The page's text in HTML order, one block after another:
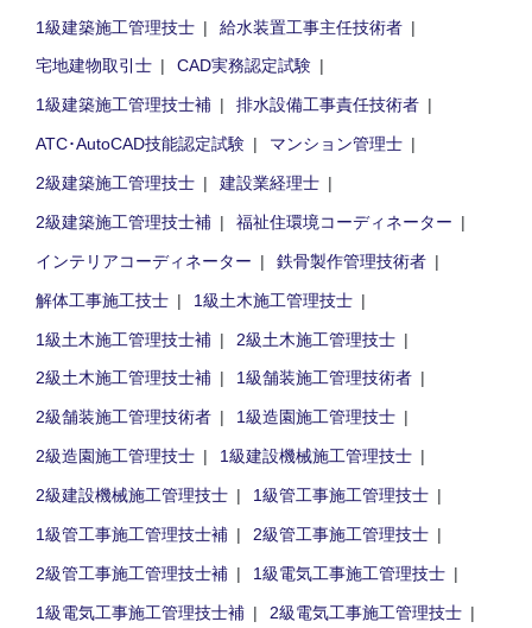
1級建築施工管理技士
給水装置工事主任技術者
宅地建物取引士
CAD実務認定試験
1級建築施工管理技士補
排水設備工事責任技術者
ATC･AutoCAD技能認定試験
マンション管理士
2級建築施工管理技士
建設業経理士
2級建築施工管理技士補
福祉住環境コーディネーター
インテリアコーディネーター
鉄骨製作管理技術者
解体工事施工技士
1級土木施工管理技士
1級土木施工管理技士補
2級土木施工管理技士
2級土木施工管理技士補
1級舗装施工管理技術者
2級舗装施工管理技術者
1級造園施工管理技士
2級造園施工管理技士
1級建設機械施工管理技士
2級建設機械施工管理技士
1級管工事施工管理技士
1級管工事施工管理技士補
2級管工事施工管理技士
2級管工事施工管理技士補
1級電気工事施工管理技士
1級電気工事施工管理技士補
2級電気工事施工管理技士